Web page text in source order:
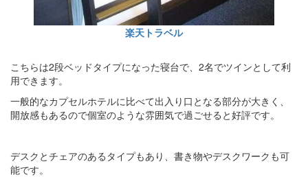
楽天トラベル
こちらは2段ベッドタイプになった寝台で、2名でツインとして利
用できます。
一般的なカプセルホテルに比べて出入り口となる部分が大きく、
開放感もあるので個室のような雰囲気で過ごせると好評です。
デスクとチェアのあるタイプもあり、書き物やデスクワークも可
能です。